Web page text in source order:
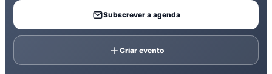
Subscrever a agenda
Criar evento